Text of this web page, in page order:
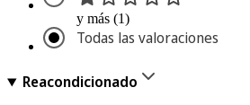
y más (1)
Todas las valoraciones
Reacondicionado